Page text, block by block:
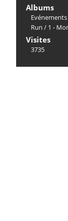
Albums
Run / 1 -
Visites
3735